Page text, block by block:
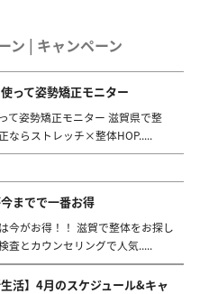
ン | キャンペーン
って姿勢矯正モニター
て姿勢矯正モニター 滋賀県で整
ならストレッチ×整体HOP.....
までで一番お得
今がお得！！ 滋賀で整体をお探し
査とカウンセリングで人気.....
生活】4月のスケジュール&キャ